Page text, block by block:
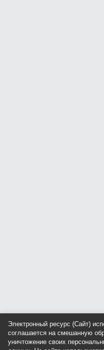
Электронный ресурс (Сайт)
соглашается на смешанную
уничтожение своих